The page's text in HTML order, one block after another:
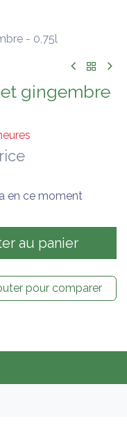
- 0,75l
gingembre
en ce moment
au panier
pour comparer